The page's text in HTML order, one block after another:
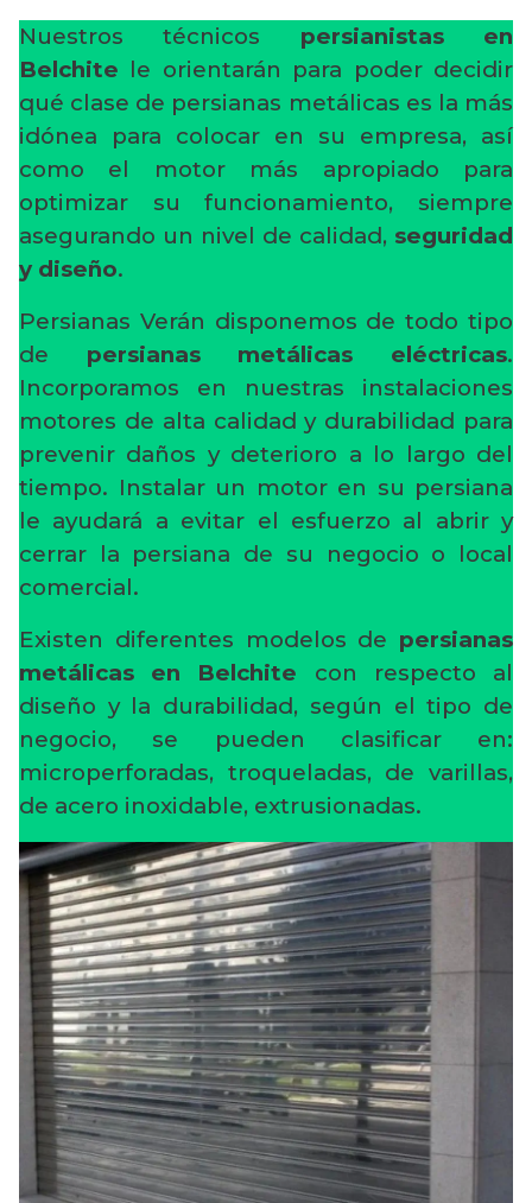
Nuestros técnicos persianistas en
Belchite le orientarán para poder decidir
qué clase de persianas metálicas es la más
idónea para colocar en su empresa, así
como el motor más apropiado para
optimizar su funcionamiento, siempre
asegurando un nivel de calidad, seguridad
y diseño.
Persianas Verán disponemos de todo tipo
de persianas metálicas eléctricas.
Incorporamos en nuestras instalaciones
motores de alta calidad y durabilidad para
prevenir daños y deterioro a lo largo del
tiempo. Instalar un motor en su persiana
le ayudará a evitar el esfuerzo al abrir y
cerrar la persiana de su negocio o local
comercial.
Existen diferentes modelos de persianas
metálicas en Belchite con respecto al
diseño y la durabilidad, según el tipo de
negocio, se pueden clasificar en:
microperforadas, troqueladas, de varillas,
de acero inoxidable, extrusionadas.